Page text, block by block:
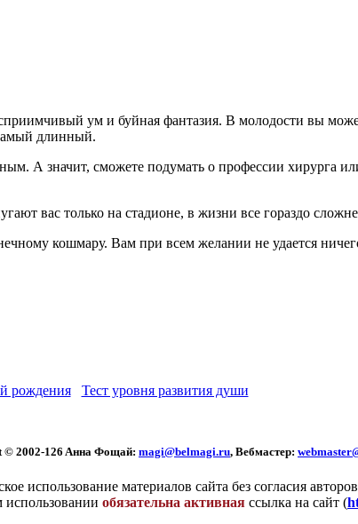
ум и буйная фантазия. В молодости вы
длинный.
А значит, сможете подумать о профессии хирурга
вас только на стадионе, в жизни все гораздо
кошмару. Вам при всем желании не удается
рождения Тест уровня развития души
© 2002-126 Aннa Фoщaй: magi@belmagi.ru, Вебмастер:
использование материалов сайта без согласия
обязательна активная ссылка на сайт (